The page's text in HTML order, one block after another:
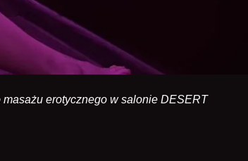
erotycznego w salonie DESERT